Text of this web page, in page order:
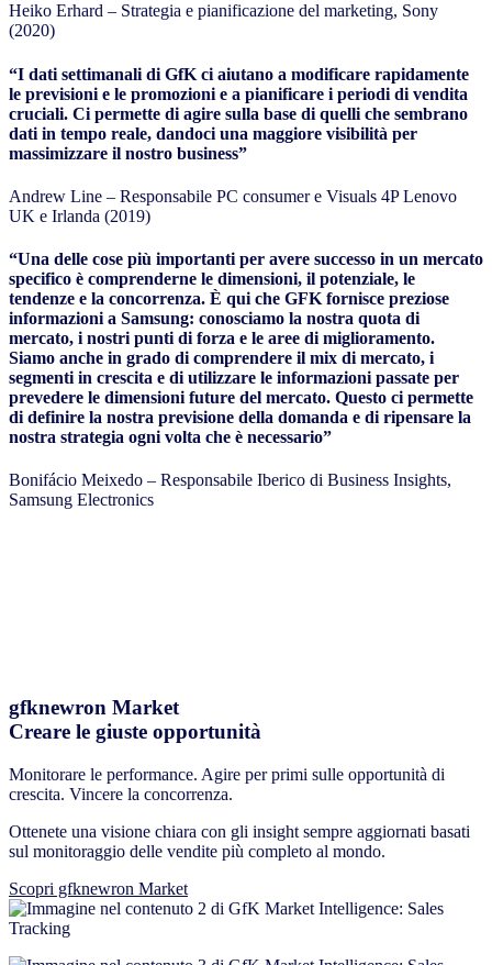
Heiko Erhard – Strategia e pianificazione del marketing, Sony
(2020)
“I dati settimanali di GfK ci aiutano a modificare rapidamente
le previsioni e le promozioni e a pianificare i periodi di vendita
cruciali. Ci permette di agire sulla base di quelli che sembrano
dati in tempo reale, dandoci una maggiore visibilità per
massimizzare il nostro business”
Andrew Line – Responsabile PC consumer e Visuals 4P Lenovo
UK e Irlanda (2019)
“Una delle cose più importanti per avere successo in un mercato
specifico è comprenderne le dimensioni, il potenziale, le
tendenze e la concorrenza. È qui che GFK fornisce preziose
informazioni a Samsung: conosciamo la nostra quota di
mercato, i nostri punti di forza e le aree di miglioramento.
Siamo anche in grado di comprendere il mix di mercato, i
segmenti in crescita e di utilizzare le informazioni passate per
prevedere le dimensioni future del mercato. Questo ci permette
di definire la nostra previsione della domanda e di ripensare la
nostra strategia ogni volta che è necessario”
Bonifácio Meixedo – Responsabile Iberico di Business Insights,
Samsung Electronics
gfknewron Market
Creare le giuste opportunità
Monitorare le performance. Agire per primi sulle opportunità di
crescita. Vincere la concorrenza.
Ottenete una visione chiara con gli insight sempre aggiornati basati
sul monitoraggio delle vendite più completo al mondo.
Scopri gfknewron Market